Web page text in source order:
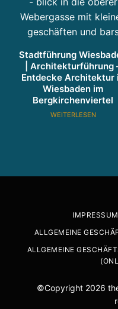
Stadtführung
| Architekturführung
Entdecke Architektur
Wiesbaden im
Bergkirchenviertel
WEITERLESEN
IMPRESSUM
ALLGEMEINE
ALLGEMEINE
©Copyright 2026